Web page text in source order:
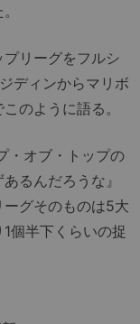
リーグをフルシ
ディンからマリボ
このように語る。
・オブ・トップの
るんだろうな』
グそのものは5大
個半下くらいの捉